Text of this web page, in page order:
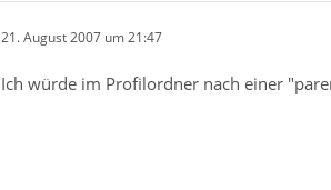
21. August 2007 um 21:47
Ich würde im Profilordner nach einer